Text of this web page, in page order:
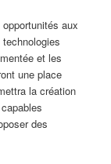
aux
et les
une place
la création
des